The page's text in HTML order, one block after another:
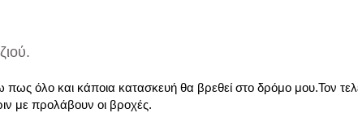
όλο και κάποια κατασκευή θα βρεθεί στο δρόμο μου.Τον
με προλάβουν οι βροχές.